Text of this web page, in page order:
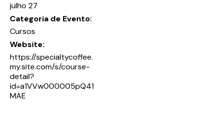
julho 27
Categoria de Evento:
Cursos
Website:
https://specialtycoffee.
my.site.com/s/course-
detail?
id=a1VVw000005pQ41
MAE